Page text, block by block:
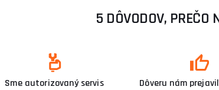
5 DÔVODOV, PREČO
Sme autorizovaný servis
Dôveru nám